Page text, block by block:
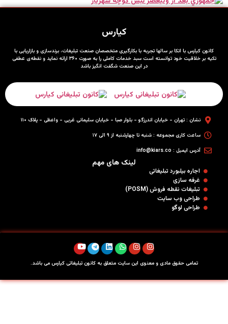
کیارس
کانون کیارس با اتکا بر سالها تجربه با بکارگیری متخصصان صنعت تبلیغات، برندسازی و بازاریابی با
تکیه بر خلاقیت خود توانسته است سبد خدمات کاملی را به صورت ۳۶۰ ارائه نماید و نقطه‌ی عطفی
در این صنعت شگفت انگیز باشد
نشان : تهران - خیابان اندرزگو - بلوار صبا - خیابان سلیمانی غربی - واعظی - پلاک ۱۱۰
ساعت کاری مجموعه : شنبه تا چهارشنبه از ۹ الی ۱۷
آدرس ایمیل : info@kiars.co
لینک های مهم
اجاره بیلبورد تبلیغاتی
غرفه سازی
تبلیغات نقطه فروش (POSM)
طراحی وب سایت
طراحی لوگو
تمامی حقوق مادی و معنوی این سایت متعلق به کانون تبلیغاتی کیارس می باشد.